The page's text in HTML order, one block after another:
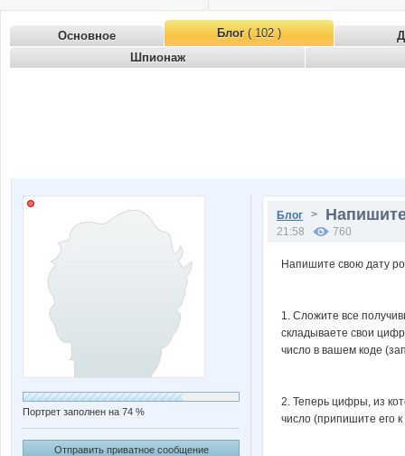
Основное Блог( 102 )
Шпионаж
Портрет заполнен на 74 %
Отправить приватное сообщение
Блог >
21:58 760
Напишите свою дату
1. Сложите все
складываете свои
число в вашем коде
2. Теперь цифры, из
число (припишите его